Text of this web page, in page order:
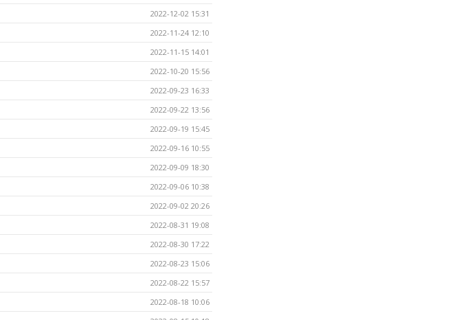
2022-12-02 15:31
2022-11-24 12:10
2022-11-15 14:01
2022-10-20 15:56
2022-09-23 16:33
2022-09-22 13:56
2022-09-19 15:45
2022-09-16 10:55
2022-09-09 18:30
2022-09-06 10:38
2022-09-02 20:26
2022-08-31 19:08
2022-08-30 17:22
2022-08-23 15:06
2022-08-22 15:57
2022-08-18 10:06